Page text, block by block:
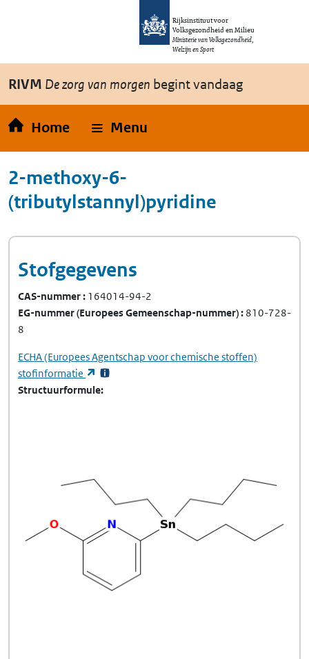
Overslaan en naar de inhoud gaan
Rijksinstituut voor
Volksgezondheid en Milieu
Ministerie van Volksgezondheid,
Welzijn en Sport
RIVM De zorg van morgen begint vandaag
Home Menu
2-methoxy-6-
(tributylstannyl)pyridine
Stofgegevens
CAS-nummer 164014-94-2
EG-nummer(Europees Gemeenschap-nummer) 810-728-
8
ECHA(Europees Agentschap voor chemische stoffen)
stofinformatie
(opent in een nieuw tabblad)
Structuurformule